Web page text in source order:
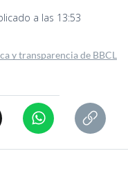
a las 13:53
y transparencia de BBCL